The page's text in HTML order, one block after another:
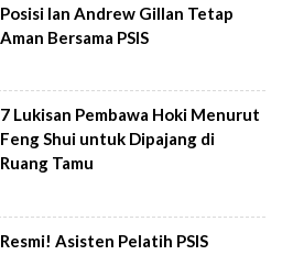
Posisi Ian Andrew Gillan Tetap
Aman Bersama PSIS
7 Lukisan Pembawa Hoki Menurut
Feng Shui untuk Dipajang di
Ruang Tamu
Resmi! Asisten Pelatih PSIS